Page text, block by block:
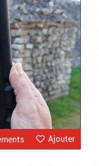
Ajouter